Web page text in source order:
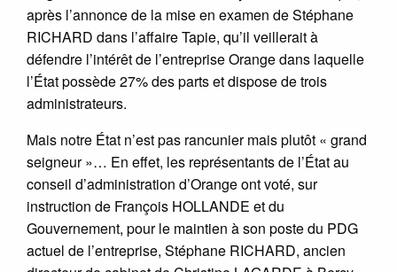
après l’annonce de la mise en examen de Stéphane
RICHARD dans l’affaire Tapie, qu’il veillerait à
défendre l’intérêt de l’entreprise Orange dans laquelle
l’État possède 27% des parts et dispose de trois
administrateurs.
Mais notre État n’est pas rancunier mais plutôt « grand
seigneur »… En effet, les représentants de l’État au
conseil d’administration d’Orange ont voté, sur
instruction de François HOLLANDE et du
Gouvernement, pour le maintien à son poste du PDG
actuel de l’entreprise, Stéphane RICHARD, ancien